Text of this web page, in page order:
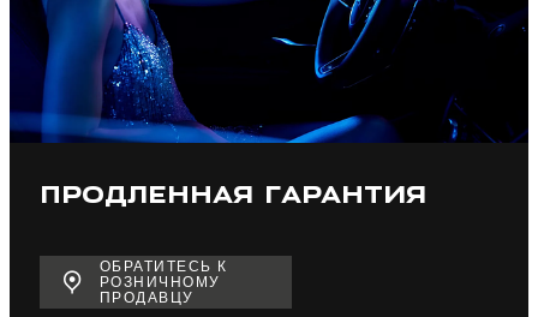
ПРОДЛЕННАЯ ГАРАНТИЯ
ОБРАТИТЕСЬ К
РОЗНИЧНОМУ
ПРОДАВЦУ